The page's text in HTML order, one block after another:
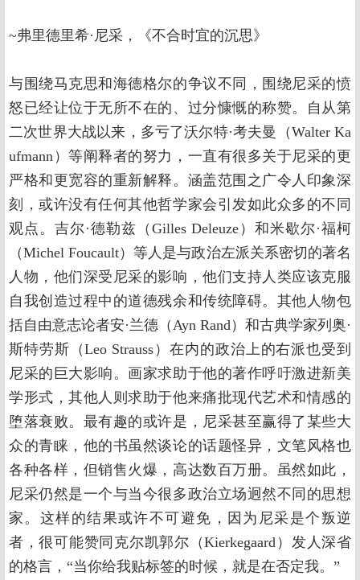
~弗里德里希·尼采，《不合时宜的沉思》
与围绕马克思和海德格尔的争议不同，围绕尼采的愤
怒已经让位于无所不在的、过分慷慨的称赞。自从第
二次世界大战以来，多亏了沃尔特·考夫曼（Walter Ka
ufmann）等阐释者的努力，一直有很多关于尼采的更
严格和更宽容的重新解释。涵盖范围之广令人印象深
刻，或许没有任何其他哲学家会引发如此众多的不同
观点。吉尔·德勒兹（Gilles Deleuze）和米歇尔·福柯
（Michel Foucault）等人是与政治左派关系密切的著名
人物，他们深受尼采的影响，他们支持人类应该克服
自我创造过程中的道德残余和传统障碍。其他人物包
括自由意志论者安·兰德（Ayn Rand）和古典学家列奥·
斯特劳斯（Leo Strauss）在内的政治上的右派也受到
尼采的巨大影响。画家求助于他的著作呼吁激进新美
学形式，其他人则求助于他来痛批现代艺术和情感的
堕落衰败。最有趣的或许是，尼采甚至赢得了某些大
众的青睐，他的书虽然谈论的话题怪异，文笔风格也
各种各样，但销售火爆，高达数百万册。虽然如此，
尼采仍然是一个与当今很多政治立场迥然不同的思想
家。这样的结果或许不可避免，因为尼采是个叛逆
者，很可能赞同克尔凯郭尔（Kierkegaard）发人深省
的格言，“当你给我贴标签的时候，就是在否定我。”